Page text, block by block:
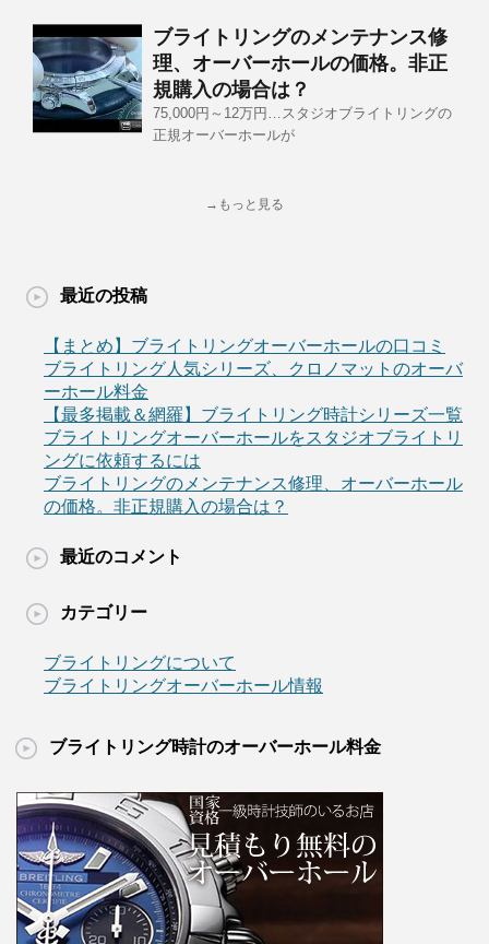
ブライトリングのメンテナンス修
理、オーバーホールの価格。非正
規購入の場合は？
75,000円～12万円…スタジオブライトリングの
正規オーバーホールが
→もっと見る
最近の投稿
【まとめ】ブライトリングオーバーホールの口コミ
ブライトリング人気シリーズ、クロノマットのオーバ
ーホール料金
【最多掲載＆網羅】ブライトリング時計シリーズ一覧
ブライトリングオーバーホールをスタジオブライトリ
ングに依頼するには
ブライトリングのメンテナンス修理、オーバーホール
の価格。非正規購入の場合は？
最近のコメント
カテゴリー
ブライトリングについて
ブライトリングオーバーホール情報
ブライトリング時計のオーバーホール料金